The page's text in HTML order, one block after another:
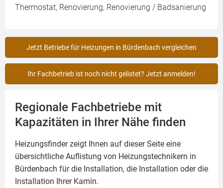
Thermostat, Renovierung, Renovierung / Badsanierung
Jetzt Betriebe für Heizungen in Bürdenbach vergleichen
Ihr Fachbetrieb ist noch nicht gelistet? Jetzt anmelden!
Regionale Fachbetriebe mit
Kapazitäten in Ihrer Nähe finden
Heizungsfinder zeigt Ihnen auf dieser Seite eine
übersichtliche Auflistung von Heizungstechnikern in
Bürdenbach für die Installation, die Installation oder die
Installation Ihrer Kamin.